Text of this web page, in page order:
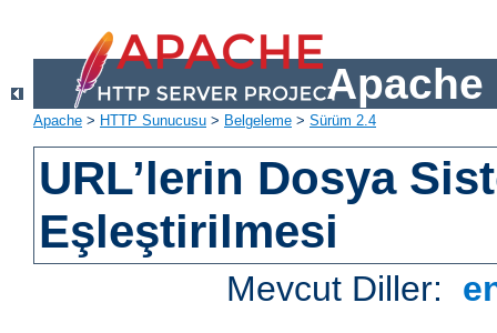
Apache
Apache > HTTP Sunucusu > Belgeleme > Sürüm 2.4
URL’lerin Dosya
Eşleştirilmesi
Mevcut Diller: